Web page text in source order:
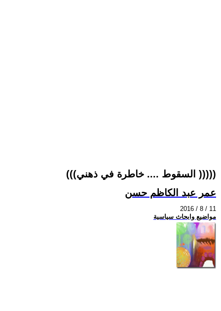
(((السقوط .... خاطرة في ذهني )))))
عمر عبد الكاظم حسن
2016 / 8 / 11
مواضيع وابحاث سياسية